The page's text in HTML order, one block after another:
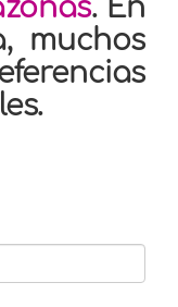
. En
muchos